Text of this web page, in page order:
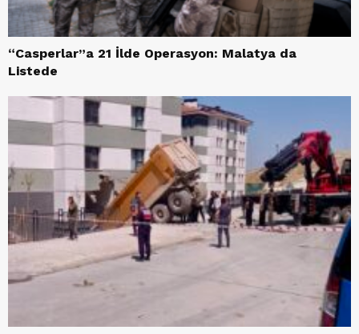
“Casperlar”a 21 İlde Operasyon: Malatya da
Listede